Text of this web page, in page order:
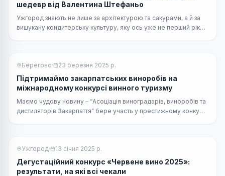
шедевр від Валентина Штефаньо
Ужгород знають не лише за архітектурою та сакурами, а й за
вишукану кондитерську культуру, яку ось уже не перший рік
Берегово· 23 березня 2025 р.
Підтримаймо закарпатських виноробів на
міжнародному конкурсі винного туризму
Маємо чудову новину – “Асоціація виноградарів, виноробів та
дистиляторів Закарпаття” бере участь у престижному конкурсі
Ужгород· 13 січня 2025 р.
Дегустаційний конкурс «Червене вино 2025»:
результати, на які всі чекали